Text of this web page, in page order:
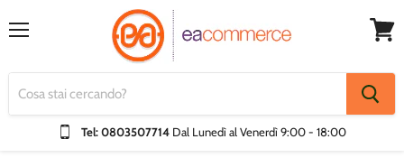
Tel: 0803507714 Dal Lunedì al Venerdì9:00 - 18:00